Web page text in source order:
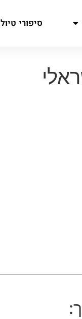
סיפורי טיול